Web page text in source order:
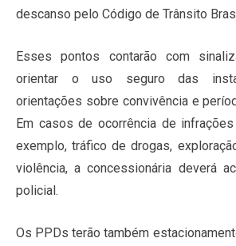
descanso pelo Código de Trânsito
Esses pontos contarão com
orientar o uso seguro das
orientações sobre convivência e
Em casos de ocorrência de
exemplo, tráfico de drogas,
violência, a concessionária deverá
policial.
Os PPDs terão também